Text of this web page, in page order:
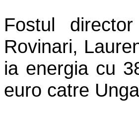
Fostul
Rovinari,
ia energia cu
euro catre